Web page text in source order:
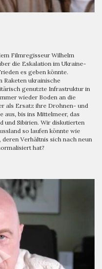
Filmregisseur Wilhelm
die Eskalation im Ukraine-
es geben könnte.
Raketen ukrainische
genutzte Infrastruktur in
wieder Boden an die
als Ersatz ihre Drohnen- und
bis ins Mittelmeer, das
und Sibirien. Wir diskutierten
so laufen könnte wie
Verhältnis sich nach neun
hat?